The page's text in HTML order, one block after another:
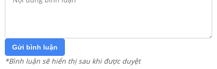
Gửi bình luận
*Bình luận sẽ hiển thị sau khi được duyệt